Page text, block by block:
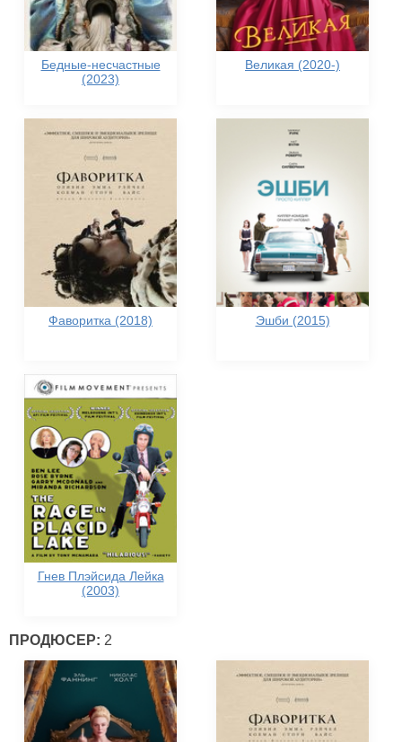
Бедные-несчастные
(2023)
Великая (2020-)
Фаворитка (2018) Эшби (2015)
Гнев Плэйсида Лейка
(2003)
ПРОДЮСЕР: 2